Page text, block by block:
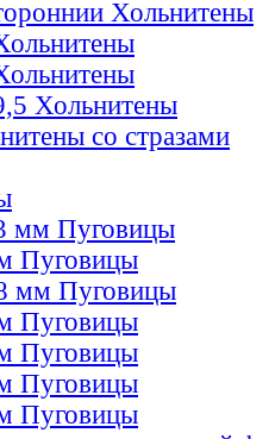
Хольнитены
Хольнитены
со стразами
мм Пуговицы
Пуговицы
мм Пуговицы
Пуговицы
Пуговицы
Пуговицы
Пуговицы